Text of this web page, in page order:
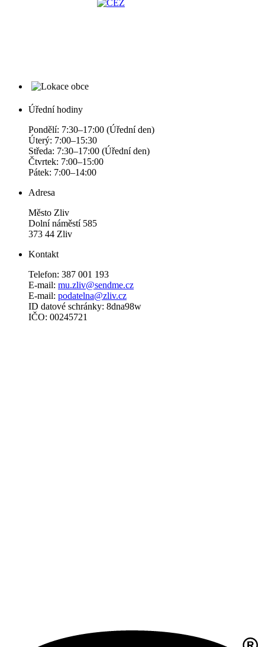
Úřední hodiny
Pondělí: 7:30–17:00 (Úřední den)
Úterý: 7:00–15:30
Středa: 7:30–17:00 (Úřední den)
Čtvrtek: 7:00–15:00
Pátek: 7:00–14:00
Adresa
Město Zliv
Dolní náměstí 585
373 44 Zliv
Kontakt
Telefon: 387 001 193
E-mail: mu.zliv@sendme.cz
E-mail: podatelna@zliv.cz
ID datové schránky: 8dna98w
IČO: 00245721